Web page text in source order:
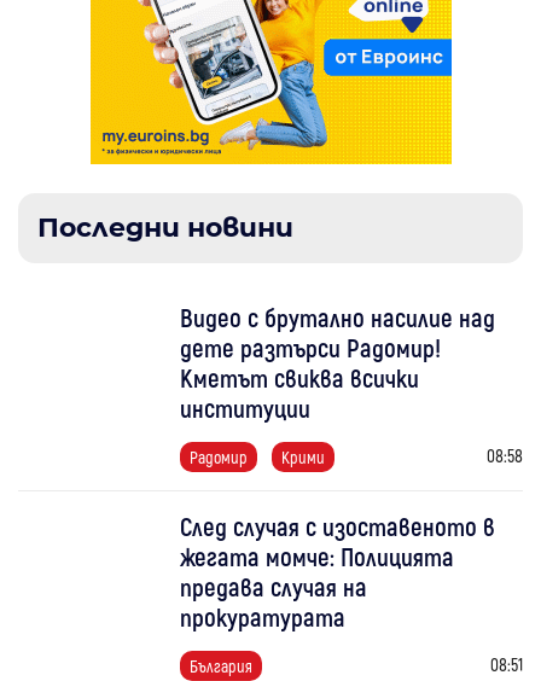
Последни новини
Видео с брутално насилие над
дете разтърси Радомир!
Кметът свиква всички
институции
Радомир Крими 08:58
След случая с изоставеното в
жегата момче: Полицията
предава случая на
прокуратурата
България 08:51